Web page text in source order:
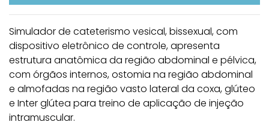
Simulador de cateterismo vesical, bissexual, com
dispositivo eletrônico de controle, apresenta
estrutura anatômica da região abdominal e pélvica,
com órgãos internos, ostomia na região abdominal
e almofadas na região vasto lateral da coxa, glúteo
e Inter glútea para treino de aplicação de injeção
intramuscular.